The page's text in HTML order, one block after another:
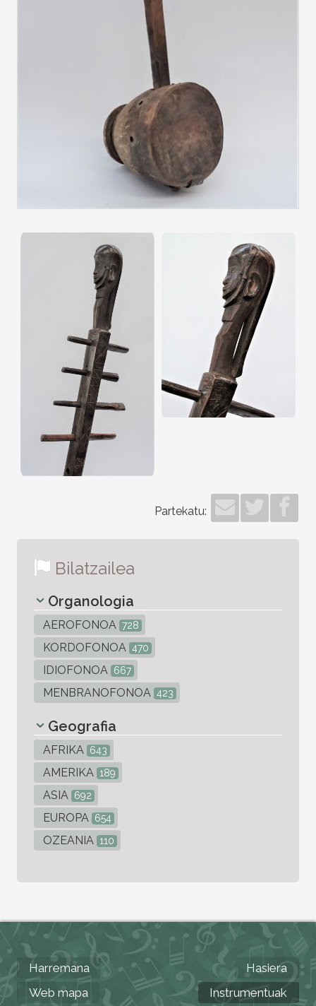
Partekatu:
Bilatzailea
Organologia
AEROFONOA 728
KORDOFONOA 470
IDIOFONOA 667
MENBRANOFONOA 423
Geografia
AFRIKA 643
AMERIKA 189
ASIA 692
EUROPA 654
OZEANIA 110
Harremana
Web mapa
Hasiera
Instrumentuak